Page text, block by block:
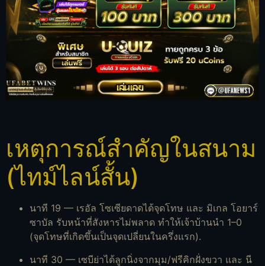
เหตุการณ์สำคัญในสนาม
(ไทม์ไลน์สั้น)
นาที 19 — เรอัล โซเซียดาดได้จุดโทษ และ มิเกล โอยาร์
ซาบัล รับหน้าที่สังหารไม่พลาด ทำให้เจ้าบ้านนำ 1–0
(จุดโทษที่เกิดขึ้นเป็นจุดเปลี่ยนในครึ่งแรก).
นาที 30 — เซบีย่าได้ลูกนิ่งจากมุม/ฟรีคิกฝั่งขวา และ นี